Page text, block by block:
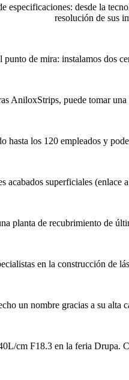
especificaciones: desde la
resolución de sus
de mira: instalamos dos
AniloxStrips, puede tomar
hasta los 120 empleados y
acabados superficiales
planta de recubrimiento de
en la construcción de
un nombre gracias a su alta
cm F18.3 en la feria Drupa.